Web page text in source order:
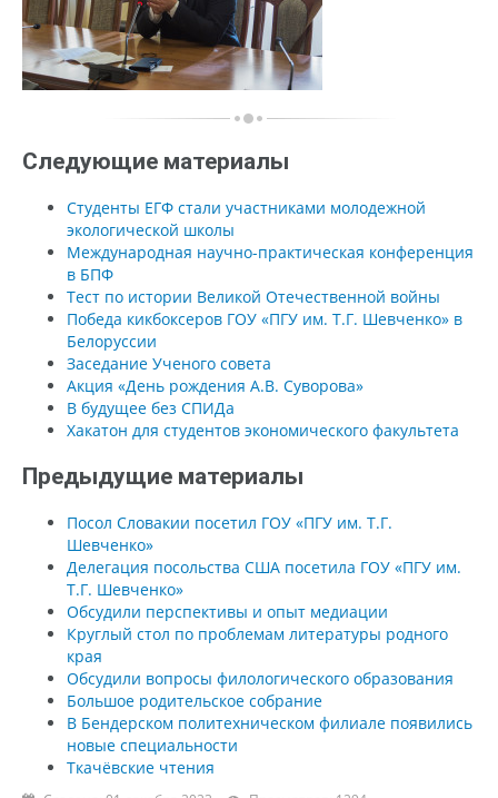
Следующие материалы
Студенты ЕГФ стали участниками молодежной
экологической школы
Международная научно-практическая конференция
в БПФ
Тест по истории Великой Отечественной войны
Победа кикбоксеров ГОУ «ПГУ им. Т.Г. Шевченко» в
Белоруссии
Заседание Ученого совета
Акция «День рождения А.В. Суворова»
В будущее без СПИДа
Хакатон для студентов экономического факультета
Предыдущие материалы
Посол Словакии посетил ГОУ «ПГУ им. Т.Г.
Шевченко»
Делегация посольства США посетила ГОУ «ПГУ им.
Т.Г. Шевченко»
Обсудили перспективы и опыт медиации
Круглый стол по проблемам литературы родного
края
Обсудили вопросы филологического образования
Большое родительское собрание
В Бендерском политехническом филиале появились
новые специальности
Ткачёвские чтения